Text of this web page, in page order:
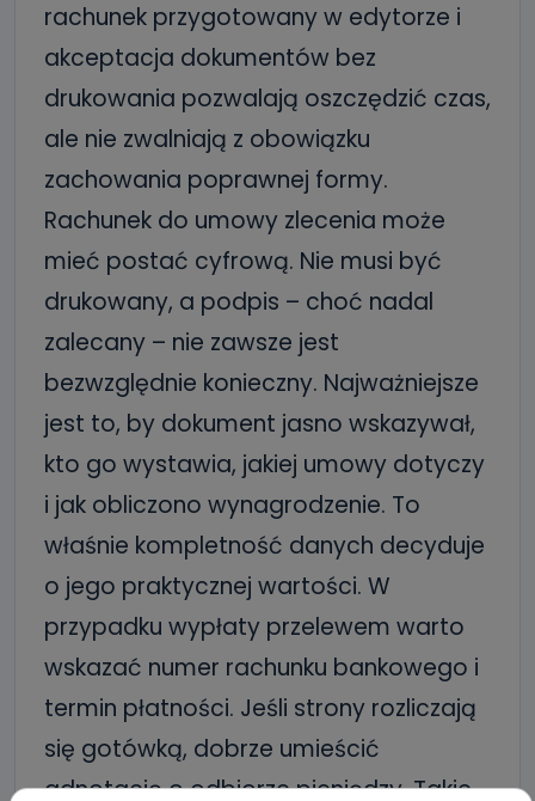
rachunek przygotowany w edytorze i
akceptacja dokumentów bez
drukowania pozwalają oszczędzić czas,
ale nie zwalniają z obowiązku
zachowania poprawnej formy.
Rachunek do umowy zlecenia może
mieć postać cyfrową. Nie musi być
drukowany, a podpis – choć nadal
zalecany – nie zawsze jest
bezwzględnie konieczny. Najważniejsze
jest to, by dokument jasno wskazywał,
kto go wystawia, jakiej umowy dotyczy
i jak obliczono wynagrodzenie. To
właśnie kompletność danych decyduje
o jego praktycznej wartości. W
przypadku wypłaty przelewem warto
wskazać numer rachunku bankowego i
termin płatności. Jeśli strony rozliczają
się gotówką, dobrze umieścić
adnotację o odbiorze pieniędzy. Takie